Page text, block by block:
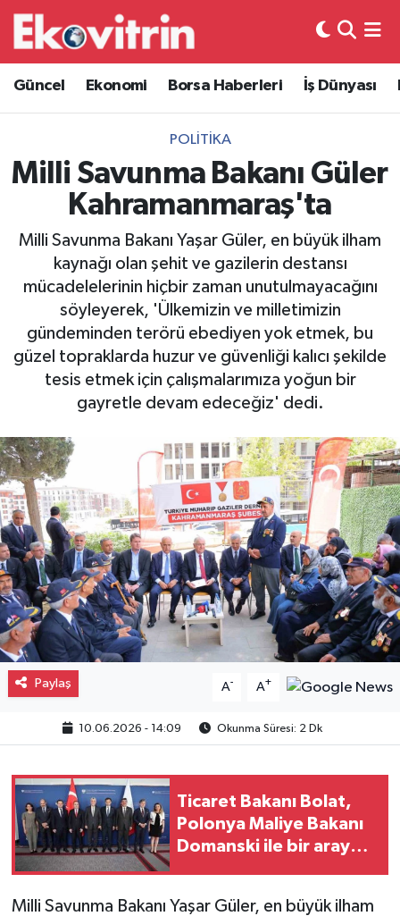
Güncel Ekonomi Borsa Haberleri İş Dünyası
POLITIKA
Milli Savunma Bakanı Güler
Kahramanmaraş'ta
Milli Savunma Bakanı Yaşar Güler, en büyük ilham
kaynağı olan şehit ve gazilerin destansı
mücadelelerinin hiçbir zaman unutulmayacağını
söyleyerek, 'Ülkemizin ve milletimizin
gündeminden terörü ebediyen yok etmek, bu
güzel topraklarda huzur ve güvenliği kalıcı şekilde
tesis etmek için çalışmalarımıza yoğun bir
gayretle devam edeceğiz' dedi.
Paylaş A- A+
10.06.2026 - 14:09 Okunma Süresi: 2 Dk
Ticaret Bakanı Bolat,
Polonya Maliye Bakanı
Domanski ile bir araya
Milli Savunma Bakanı Yaşar Güler, en büyük ilham
Güncel
Ekonomi
Borsa Haberleri
İş Dünyası
Lojistik
Otovitrin
Asayiş
Magazin
Spor
Eğitim
Hava Durumu
Trafik Durumu
Süper Lig Puan Durumu ve Fikstür
Tüm Manşetler
Son Dakika Haberleri
Haber Arşivi